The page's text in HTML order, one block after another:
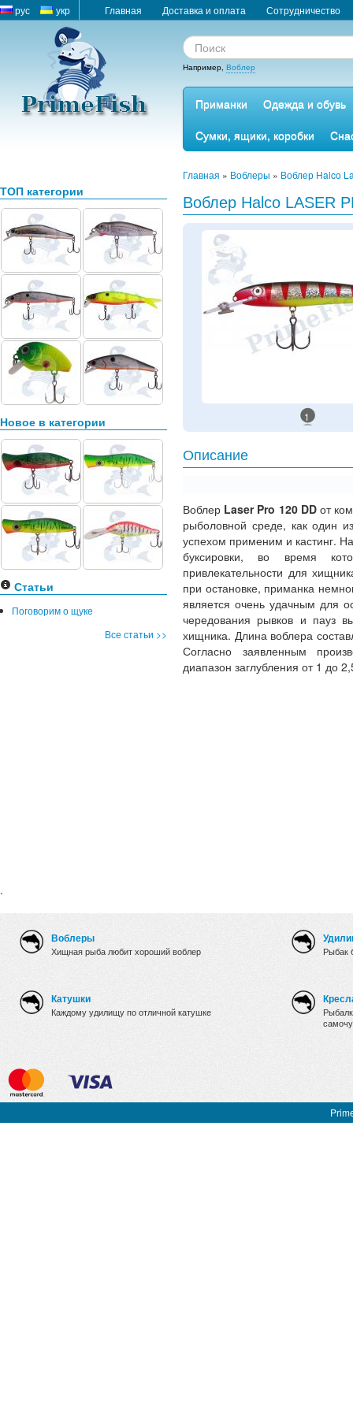
рус укр Главная Доставка и оплата Сотрудничество
Например, Воблер
Приманки
Одежда и обувь
Сумки, ящики, коробки
ТОП категории
Новое в категории
Статьи
Поговорим о щуке
Все статьи >>
.
Главная » Воблеры » Воблер Halco
Воблер Halco LASER
1
Описание
Воблер Laser Pro 120 DDот
рыболовной среде, как один
успехом применим и кастинг.
буксировки, во время
привлекательности для
при остановке, приманка
является очень удачным для
чередования рывков и пауз
хищника. Длина воблера
Согласно заявленным
диапазон заглубления от 1 до
Воблеры
Хищная рыба любит хороший воблер
Катушки
Каждому удилищу по отличной катушке
Рыбак